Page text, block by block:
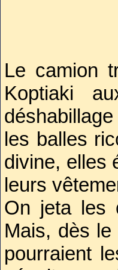
celui-ci
Neuf
bien de
bourgeois
forêt, des
98,5%, il
s’il en
Anderson.
Le camion
Koptiaki
les balles
divine, elles
leurs
On jeta les
Mais, dès le
pourraient